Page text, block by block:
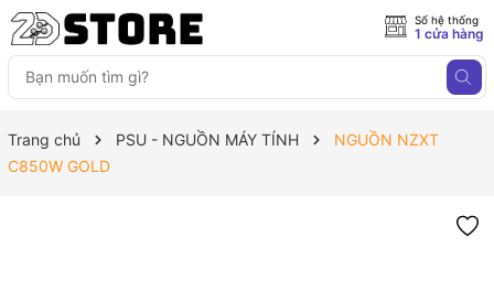
Số hệ thống
1 cửa hàng
Trang chủ PSU - NGUỒN MÁY TÍNH
NGUỒN NZXT
C850W GOLD